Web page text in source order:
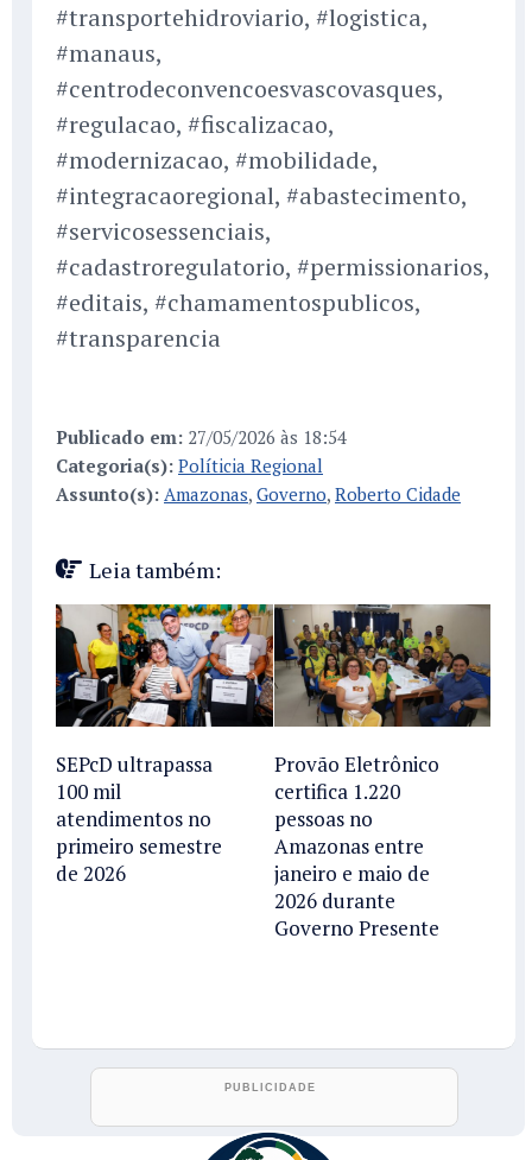
#transportehidroviario, #logistica,
#manaus,
#centrodeconvencoesvascovasques,
#regulacao, #fiscalizacao,
#modernizacao, #mobilidade,
#integracaoregional, #abastecimento,
#servicosessenciais,
#cadastroregulatorio, #permissionarios,
#editais, #chamamentospublicos,
#transparencia
Publicado em: 27/05/2026 às 18:54
Categoria(s): Políticia Regional
Assunto(s): Amazonas, Governo, Roberto Cidade
Leia também:
SEPcD ultrapassa
100 mil
atendimentos no
primeiro semestre
de 2026
Provão Eletrônico
certifica 1.220
pessoas no
Amazonas entre
janeiro e maio de
2026 durante
Governo Presente